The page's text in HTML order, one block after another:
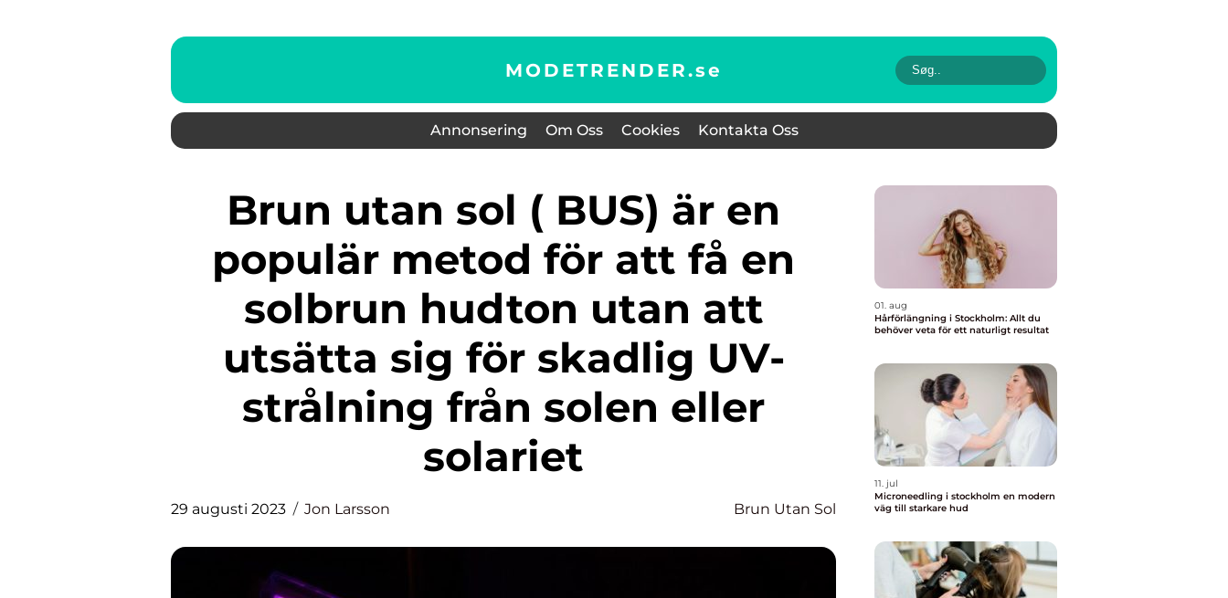
MODETRENDER.se
Annonsering Om Oss Cookies Kontakta Oss
Brun utan sol ( BUS) är en
populär metod för att få en
solbrun hudton utan att
utsätta sig för skadlig UV-
strålning från solen eller
solariet
29 augusti 2023 Jon Larsson Brun Utan Sol
01. aug
Hårförlängning i Stockholm: Allt du
behöver veta för ett naturligt resultat
11. jul
Microneedling i stockholm en modern
väg till starkare hud